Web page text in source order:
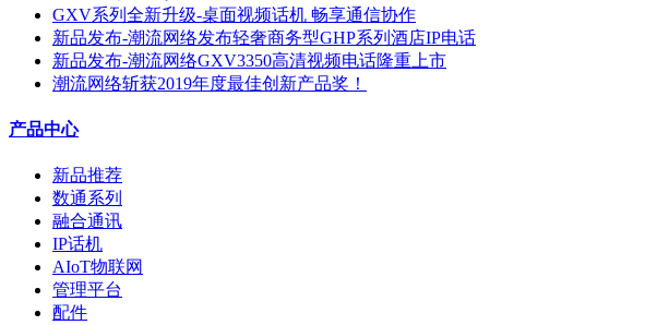
GXV系列全新升级-桌面视频话机 畅享通信协作
新品发布-潮流网络发布轻奢商务型GHP系列酒店IP电话
新品发布-潮流网络GXV3350高清视频电话隆重上市
潮流网络斩获2019年度最佳创新产品奖！
产品中心
新品推荐
数通系列
融合通讯
IP话机
AIoT物联网
管理平台
配件